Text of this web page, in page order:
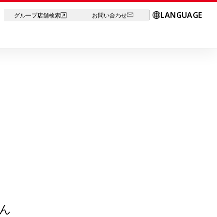
グループ店舗検索 お問い合わせ LANGUAGE